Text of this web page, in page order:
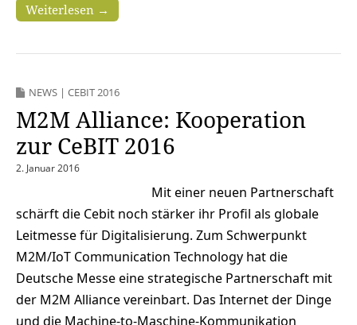
Weiterlesen →
NEWS | CEBIT 2016
M2M Alliance: Kooperation
zur CeBIT 2016
2. Januar 2016
Mit einer neuen Partnerschaft
schärft die Cebit noch stärker ihr Profil als globale
Leitmesse für Digitalisierung. Zum Schwerpunkt
M2M/IoT Communication Technology hat die
Deutsche Messe eine strategische Partnerschaft mit
der M2M Alliance vereinbart. Das Internet der Dinge
und die Machine-to-Maschine-Kommunikation